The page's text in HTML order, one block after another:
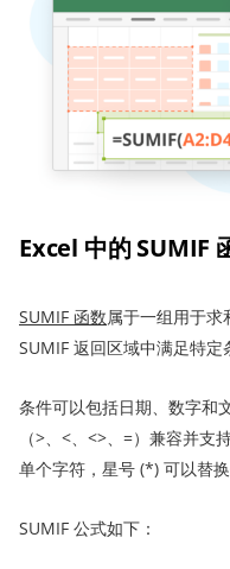
Excel 中的 SUMIF
SUMIF 函数属于一组用于求
SUMIF 返回区域中满足特定
条件可以包括日期、数字和
（>、<、<>、=）兼容并支
单个字符，星号 (*) 可以替换
SUMIF 公式如下：